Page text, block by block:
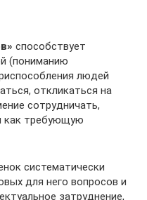
способствует
(пониманию
людей
откликаться на
сотрудничать,
как требующую
систематически
для него вопросов и
затруднение,